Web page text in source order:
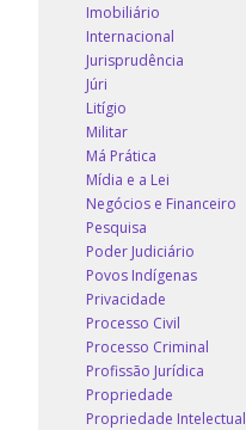
Imobiliário
Internacional
Jurisprudência
Júri
Litígio
Militar
Má Prática
Mídia e a Lei
Negócios e Financeiro
Pesquisa
Poder Judiciário
Povos Indígenas
Privacidade
Processo Civil
Processo Criminal
Profissão Jurídica
Propriedade
Propriedade Intelectual